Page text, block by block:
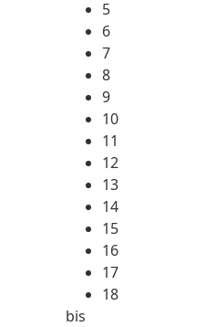
5
6
7
8
9
10
11
12
13
14
15
16
17
18
bis